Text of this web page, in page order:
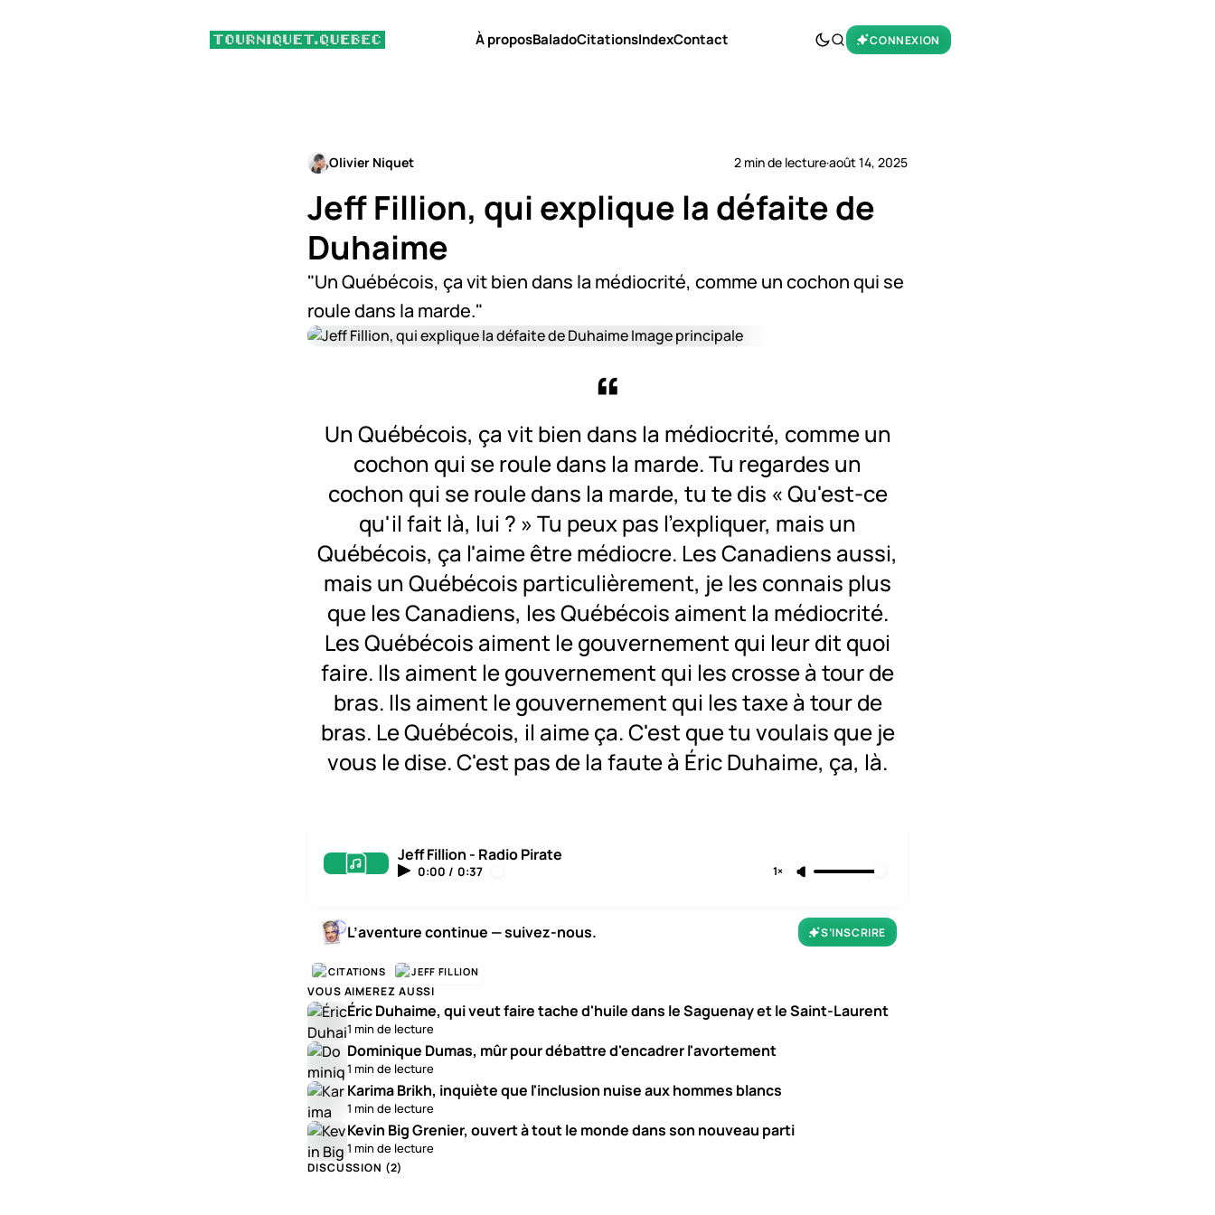
À proposBaladoCitationsIndexContact CONNEXION
Olivier Niquet 2 min de lecture·août 14, 2025
Jeff Fillion, qui explique la défaite de
Duhaime
"Un Québécois, ça vit bien dans la médiocrité, comme un cochon qui se
roule dans la marde."
Un Québécois, ça vit bien dans la médiocrité, comme un
cochon qui se roule dans la marde. Tu regardes un
cochon qui se roule dans la marde, tu te dis « Qu'est-ce
qu'il fait là, lui ? » Tu peux pas l'expliquer, mais un
Québécois, ça l'aime être médiocre. Les Canadiens aussi,
mais un Québécois particulièrement, je les connais plus
que les Canadiens, les Québécois aiment la médiocrité.
Les Québécois aiment le gouvernement qui leur dit quoi
faire. Ils aiment le gouvernement qui les crosse à tour de
bras. Ils aiment le gouvernement qui les taxe à tour de
bras. Le Québécois, il aime ça. C'est que tu voulais que je
vous le dise. C'est pas de la faute à Éric Duhaime, ça, là.
Jeff Fillion - Radio Pirate
0:00 / 0:37 1×
L’aventure continue — suivez-nous. S’INSCRIRE
CITATIONS JEFF FILLION
VOUS AIMEREZ AUSSI
Éric Duhaime, qui veut faire tache d'huile dans le Saguenay et le Saint-Laurent
1 min de lecture
Dominique Dumas, mûr pour débattre d'encadrer l'avortement
1 min de lecture
Karima Brikh, inquiète que l'inclusion nuise aux hommes blancs
1 min de lecture
Kevin Big Grenier, ouvert à tout le monde dans son nouveau parti
1 min de lecture
DISCUSSION (2)